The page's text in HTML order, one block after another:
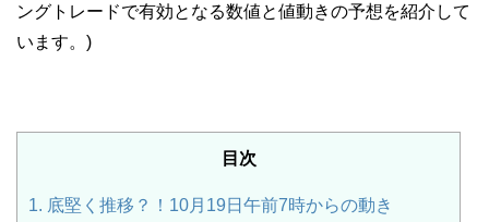
ングトレードで有効となる数値と値動きの予想を紹介して
います。)
目次
1. 底堅く推移？！10月19日午前7時からの動き